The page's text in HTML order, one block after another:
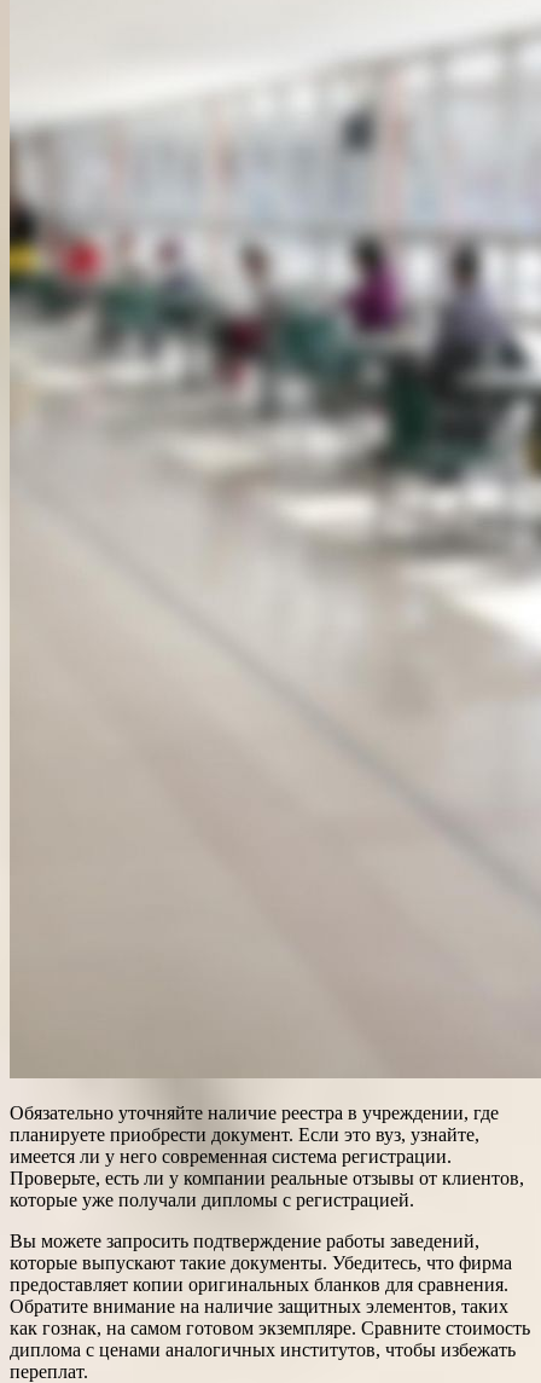
Обязательно уточняйте наличие реестра в учреждении, где
планируете приобрести документ. Если это вуз, узнайте,
имеется ли у него современная система регистрации.
Проверьте, есть ли у компании реальные отзывы от клиентов,
которые уже получали дипломы с регистрацией.
Вы можете запросить подтверждение работы заведений,
которые выпускают такие документы. Убедитесь, что фирма
предоставляет копии оригинальных бланков для сравнения.
Обратите внимание на наличие защитных элементов, таких
как гознак, на самом готовом экземпляре. Сравните стоимость
диплома с ценами аналогичных институтов, чтобы избежать
переплат.